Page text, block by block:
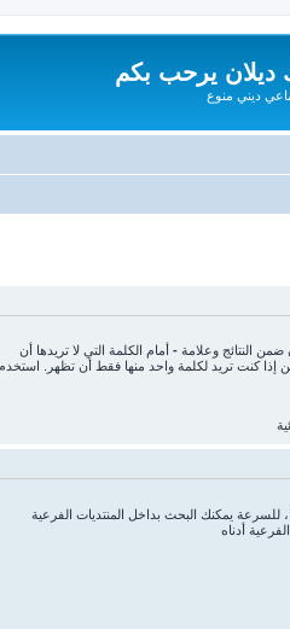
ديلان يرحب بكم
ديني منوع
ضمن النتائج وعلامة - أمام الكلمة التي لا تريدها أن
إذا كنت تريد لكلمة واحد منها فقط أن تظهر. استخدم
للسرعة يمكنك البحث بداخل المنتديات الفرعية
أدناه